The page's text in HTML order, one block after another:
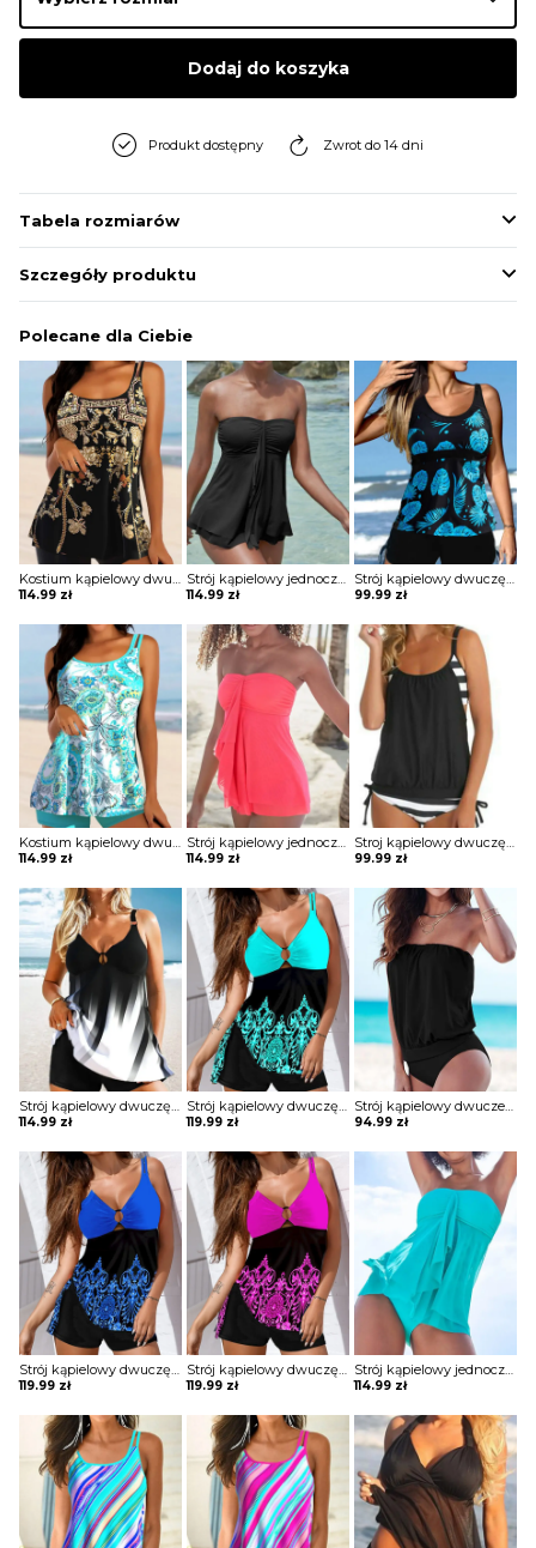
Dodaj do koszyka
Produkt dostępny Zwrot do 14 dni
Tabela rozmiarów
Szczegóły produktu
Polecane dla Ciebie
114.99 zł
Strój kąpielowy jednoczęściowy bez ramiączek z drapowaniem
114.99 zł 99.99 zł
114.99 zł
Strój kąpielowy jednoczęściowy bez ramiączek z drapowaniem
114.99 zł 99.99 zł
114.99 zł 119.99 zł
Strój kąpielowy dwucześciowy z topem tubą
94.99 zł
119.99 zł 119.99 zł
Strój kąpielowy jednoczęściowy bez ramiączek z drapowaniem
114.99 zł